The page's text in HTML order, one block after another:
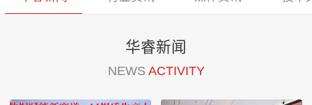
华睿新闻
NEWS ACTIVITY